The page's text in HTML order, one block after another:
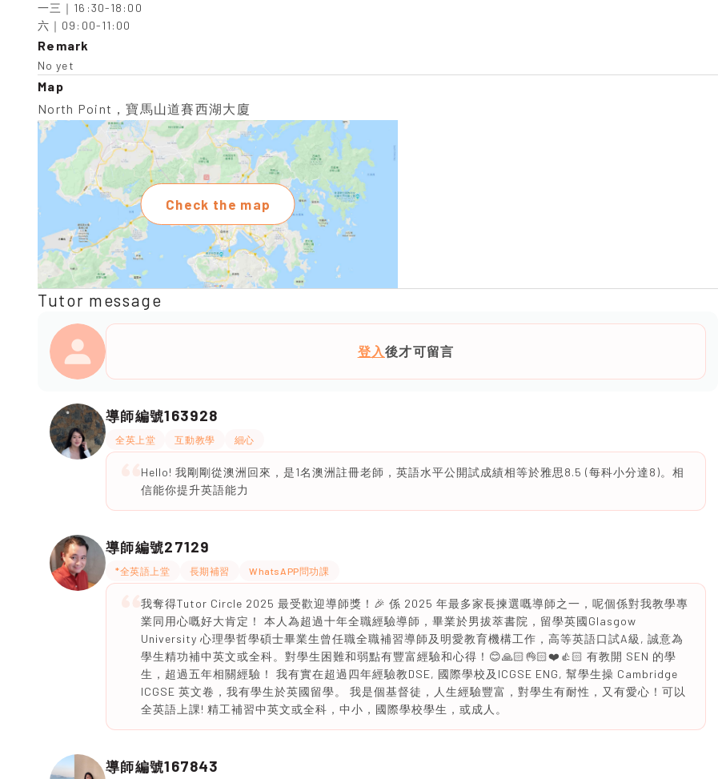
一三｜16:30-18:00
六｜09:00-11:00
Remark
No yet
Map
North Point，寶馬山道賽西湖大廈
Check the map
Tutor message
登入後才可留言
導師編號163928
全英上堂 互動教學 細心
Hello! 我剛剛從澳洲回來，是1名澳洲註冊老師，英語水平公開試成績相等於雅思8.5 (每科小分達8)。相
信能你提升英語能力
導師編號27129
*全英語上堂 長期補習 WhatsAPP問功課
我奪得Tutor Circle 2025 最受歡迎導師獎！🎉 係 2025 年最多家長揀選嘅導師之一，呢個係對我教學專
業同用心嘅好大肯定！ 本人為超過十年全職經驗導師，畢業於男拔萃書院，留學英國Glasgow
University 心理學哲學碩士畢業生曾任職全職補習導師及明愛教育機構工作，高等英語口試A級, 誠意為
學生精功補中英文或全科。對學生困難和弱點有豐富經驗和心得！😊🙏🏻👌🏻❤️👍🏻 有教開 SEN 的學
生，超過五年相關經驗！ 我有實在超過四年經驗教DSE, 國際學校及ICGSE ENG, 幫學生操 Cambridge
ICGSE 英文卷，我有學生於英國留學。 我是個基督徒，人生經驗豐富，對學生有耐性，又有愛心！可以
全英語上課! 精工補習中英文或全科，中小，國際學校學生，或成人。
導師編號167843